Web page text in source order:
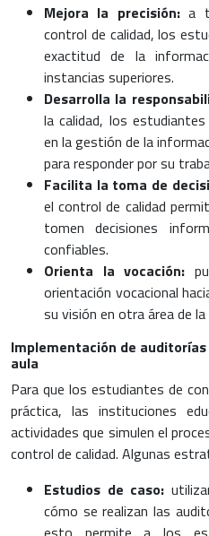
Mejora la precisión:a
control de calidad, los
exactitud de la
instancias superiores.
Desarrolla la
la calidad, los
en la gestión de la
para responder por su
Facilita la toma de
el control de calidad
tomen decisiones
confiables.
Orienta la vocación:
orientación vocacional
su visión en otra área de
Implementación de
aula
Para que los estudiantes de
práctica, las instituciones
actividades que simulen el
control de calidad. Algunas
Estudios de caso:
cómo se realizan las